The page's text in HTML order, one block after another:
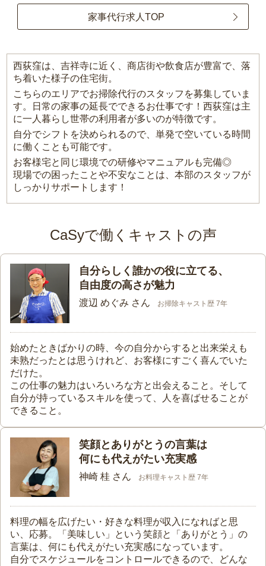
家事代行求人TOP
西荻窪は、吉祥寺に近く、商店街や飲食店が豊富で、落
ち着いた様子の住宅街。
こちらのエリアでお掃除代行のスタッフを募集していま
す。日常の家事の延長でできるお仕事です！西荻窪は主
に一人暮らし世帯の利用者が多いのが特徴です。
自分でシフトを決められるので、単発で空いている時間
に働くことも可能です。
お客様宅と同じ環境での研修やマニュアルも完備◎
現場での困ったことや不安なことは、本部のスタッフが
しっかりサポートします！
CaSyで働くキャストの声
自分らしく誰かの役に立てる、
自由度の高さが魅力
渡辺 めぐみ さん お掃除キャスト歴 7年
始めたときばかりの時、今の自分からすると出来栄えも
未熟だったとは思うけれど、お客様にすごく喜んでいた
だけた。
この仕事の魅力はいろいろな方と出会えること。そして
自分が持っているスキルを使って、人を喜ばせることが
できること。
笑顔とありがとうの言葉は
何にも代えがたい充実感
神崎 桂 さん お料理キャスト歴 7年
料理の幅を広げたい・好きな料理が収入になればと思
い、応募。「美味しい」という笑顔と「ありがとう」の
言葉は、何にも代えがたい充実感になっています。
自分でスケジュールをコントロールできるので、どんな